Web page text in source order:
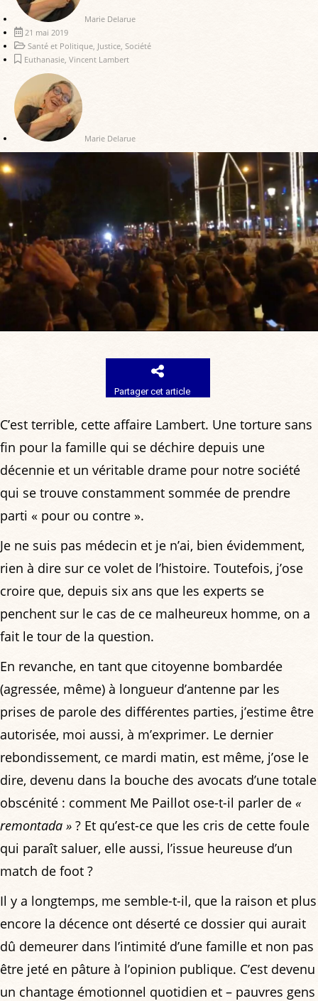
Marie Delarue
21 mai 2019
Santé et Politique, Justice, Société
Euthanasie, Vincent Lambert
Marie Delarue
Partager cet article
C’est terrible, cette affaire Lambert. Une torture sans
fin pour la famille qui se déchire depuis une
décennie et un véritable drame pour notre société
qui se trouve constamment sommée de prendre
parti « pour ou contre ».
Je ne suis pas médecin et je n’ai, bien évidemment,
rien à dire sur ce volet de l’histoire. Toutefois, j’ose
croire que, depuis six ans que les experts se
penchent sur le cas de ce malheureux homme, on a
fait le tour de la question.
En revanche, en tant que citoyenne bombardée
(agressée, même) à longueur d’antenne par les
prises de parole des différentes parties, j’estime être
autorisée, moi aussi, à m’exprimer. Le dernier
rebondissement, ce mardi matin, est même, j’ose le
dire, devenu dans la bouche des avocats d’une totale
obscénité : comment Me Paillot ose-t-il parler de «
remontada » ? Et qu’est-ce que les cris de cette foule
qui paraît saluer, elle aussi, l’issue heureuse d’un
match de foot ?
Il y a longtemps, me semble-t-il, que la raison et plus
encore la décence ont déserté ce dossier qui aurait
dû demeurer dans l’intimité d’une famille et non pas
être jeté en pâture à l’opinion publique. C’est devenu
un chantage émotionnel quotidien et – pauvres gens